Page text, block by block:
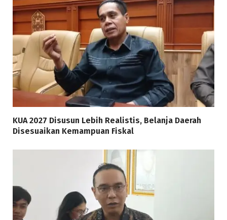
KUA 2027 Disusun Lebih Realistis, Belanja Daerah
Disesuaikan Kemampuan Fiskal